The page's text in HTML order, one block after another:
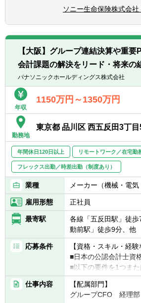
お可
◆IFRS導入に関する
◆経理システムの導入
等のプロジェクトにお
験あればなお可
◆各種開示資料作成
◆税務申告業務
◆資産の自己査定 な
※将来的に会社の定め
変更されることがあり
ソニー生命保険株式会
【大阪】グループ連結決算や重
会計課題の解決をリード・将来の
パナソニックホールディングス株式会社
年収
1150万円～1350万円
勤務地
東京都 品川区 西五反田3丁
年間休日120日以上 リモートワーク／在宅勤
フレックス出勤／時差出勤（制度あり）
業種 メーカー（機械・電気
雇用形態 正社員
最寄駅
各線「五反田駅」徒
動前駅」徒歩9分、他
応募条件
【資格・スキル・経験
■日本の公認会計士資
■以下の要件を1つま
が望ましい
┗大手監査法人（
ー相当以上の経験
仕事内容
【配属部門】
グループCFO 経理